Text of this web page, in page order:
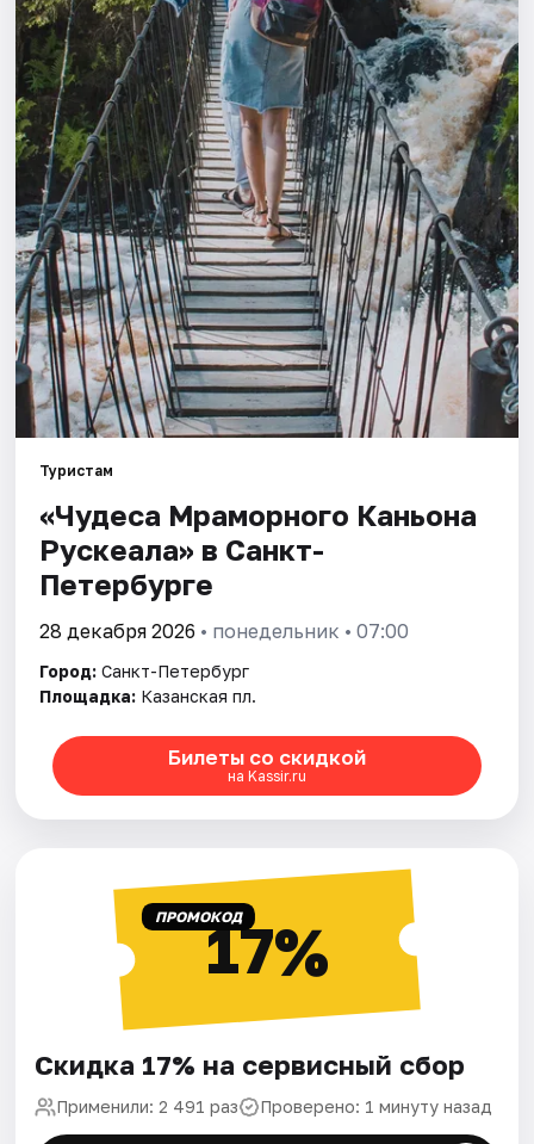
Города
Площадки
Артисты
Рейтинги
Туристам
«Чудеса Мраморного Каньона
Рускеала» в Санкт-
Петербурге
28 декабря 2026 • понедельник • 07:00
Город: Санкт-Петербург
Площадка: Казанская пл.
Билеты со скидкой
на Kassir.ru
ПРОМОКОД17%
Скидка 17% на сервисный сбор
Применили: 2 491 раз Проверено: 1 минуту назад